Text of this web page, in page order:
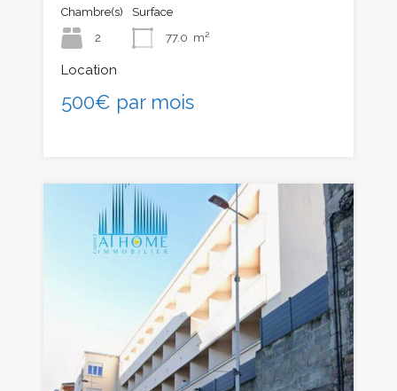
Chambre(s)
2
Surface
77.0 m²
Location
500€ par mois